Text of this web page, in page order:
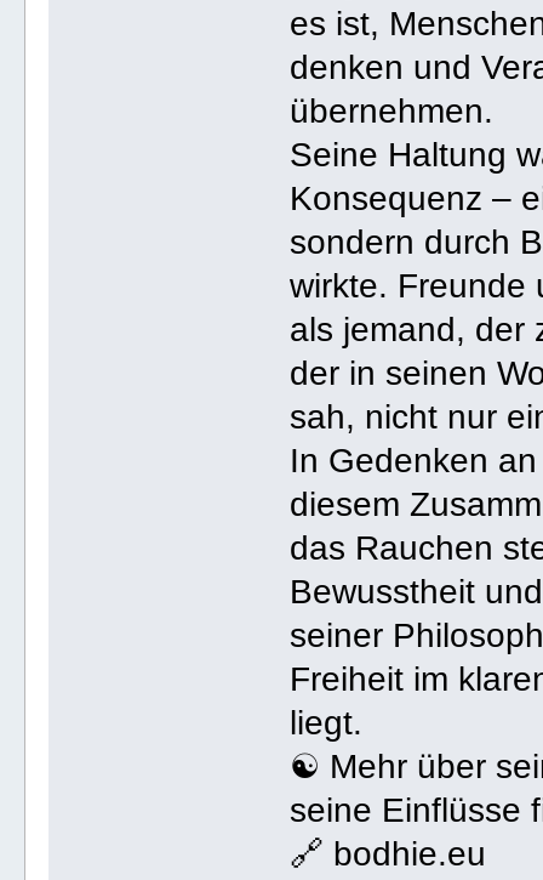
es ist,
denken und
übernehmen.
Seine Haltung
Konsequenz –
sondern durch
wirkte. Freunde
als jemand, der
der in seinen
sah, nicht nur
In Gedenken
diesem
das Rauchen
Bewusstheit
seiner
Freiheit im
liegt.
☯️ Mehr über
seine Einflüsse
🔗 bodhie.eu